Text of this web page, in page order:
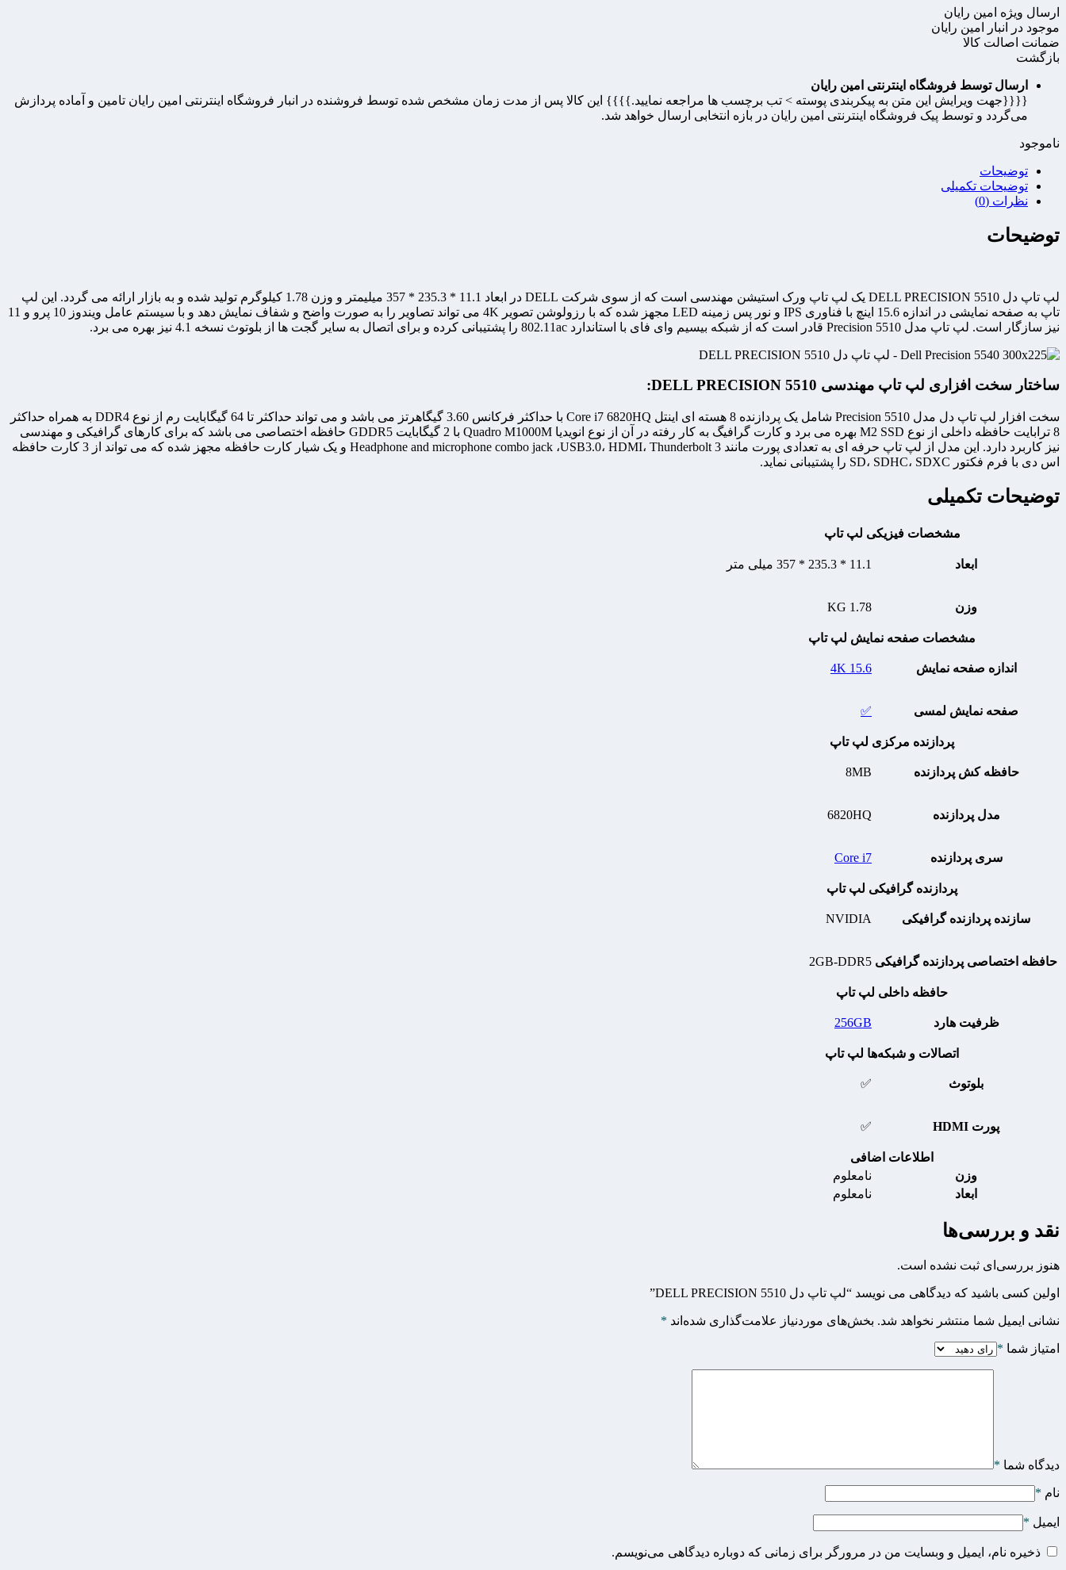
ارسال ویژه امین رایان
موجود در انبار امین رایان
ضمانت اصالت کالا
بازگشت
ارسال توسط فروشگاه اینترنتی امین رایان
{{{{جهت ویرایش این متن به پیکربندی پوسته > تب برچسب ها مراجعه نمایید.}}}} این کالا پس از مدت زمان مشخص شده توسط فروشنده در انبار فروشگاه اینترنتی امین رایان تامین و آماده پردازش
می‌گردد و توسط پیک فروشگاه اینترنتی امین رایان در بازه انتخابی ارسال خواهد شد.
ناموجود
توضیحات
توضیحات تکمیلی
نظرات (0)
توضیحات
لپ تاپ دل DELL PRECISION 5510 یک لپ تاپ ورک استیشن مهندسی است که از سوی شرکت DELL در ابعاد 11.1 * 235.3 * 357 میلیمتر و وزن 1.78 کیلوگرم تولید شده و به بازار ارائه می گردد. این لپ
تاپ به صفحه نمایشی در اندازه 15.6 اینچ با فناوری IPS و نور پس زمینه LED مجهز شده که با رزولوشن تصویر 4K می تواند تصاویر را به صورت واضح و شفاف نمایش دهد و با سیستم عامل ویندوز 10 پرو و 11
نیز سازگار است. لپ تاپ مدل Precision 5510 قادر است که از شبکه بیسیم وای فای با استاندارد 802.11ac را پشتیبانی کرده و برای اتصال به سایر گجت ها از بلوتوث نسخه 4.1 نیز بهره می برد.
ساختار سخت افزاری لپ تاپ مهندسی DELL PRECISION 5510:
سخت افزار لپ تاپ دل مدل Precision 5510 شامل یک پردازنده 8 هسته ای اینتل Core i7 6820HQ با حداکثر فرکانس 3.60 گیگاهرتز می باشد و می تواند حداکثر تا 64 گیگابایت رم از نوع DDR4 به همراه حداکثر
8 ترابایت حافظه داخلی از نوع M2 SSD بهره می برد و کارت گرافیگ به کار رفته در آن از نوع انویدیا Quadro M1000M با 2 گیگابایت GDDR5 حافظه اختصاصی می باشد که برای کارهای گرافیکی و مهندسی
نیز کاربرد دارد. این مدل از لپ تاپ حرفه ای به تعدادی پورت مانند Headphone and microphone combo jack ،USB3.0، HDMI، Thunderbolt 3 و یک شیار کارت حافظه مجهز شده که می تواند از 3 کارت حافظه
اس دی با فرم فکتور SD، SDHC، SDXC را پشتیبانی نماید.
توضیحات تکمیلی
مشخصات فیزیکی لپ تاپ
ابعاد 11.1 * 235.3 * 357 میلی متر
وزن 1.78 KG
مشخصات صفحه نمایش لپ تاپ
اندازه صفحه نمایش 15.6 4K
صفحه نمایش لمسی ✅
پردازنده مرکزی لپ تاپ
حافظه کش پردازنده 8MB
مدل پردازنده 6820HQ
سری پردازنده Core i7
پردازنده گرافیکی لپ تاپ
سازنده پردازنده گرافیکی NVIDIA
حافظه اختصاصی پردازنده گرافیکی 2GB-DDR5
حافظه داخلی لپ تاپ
ظرفیت هارد 256GB
اتصالات و شبکه‌ها لپ تاپ
بلوتوث ✅
پورت HDMI ✅
اطلاعات اضافی
وزن
نامعلوم
ابعاد
نامعلوم
نقد و بررسی‌ها
هنوز بررسی‌ای ثبت نشده است.
اولین کسی باشید که دیدگاهی می نویسد “لپ تاپ دل DELL PRECISION 5510”
نشانی ایمیل شما منتشر نخواهد شد. بخش‌های موردنیاز علامت‌گذاری شده‌اند *
امتیاز شما *
دیدگاه شما *
نام *
ایمیل *
ذخیره نام، ایمیل و وبسایت من در مرورگر برای زمانی که دوباره دیدگاهی می‌نویسم.